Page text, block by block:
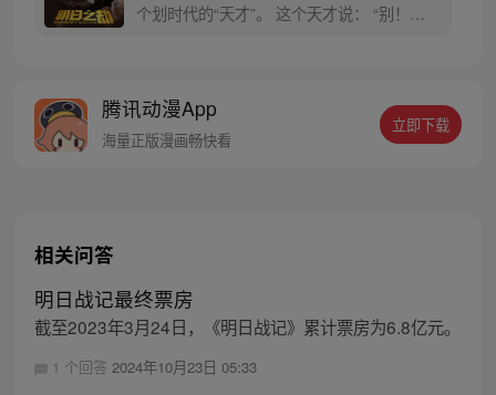
个划时代的“天才”。 这个天才说： “别！别
可佑我人族，万世奋进。
腾讯动漫App
海量正版漫画畅快看
立即下载
相关问答
明日战记最终票房
截至2023年3月24日，《明日战记》累计票房为6.8亿元。
1 个回答 2024年10月23日 05:33